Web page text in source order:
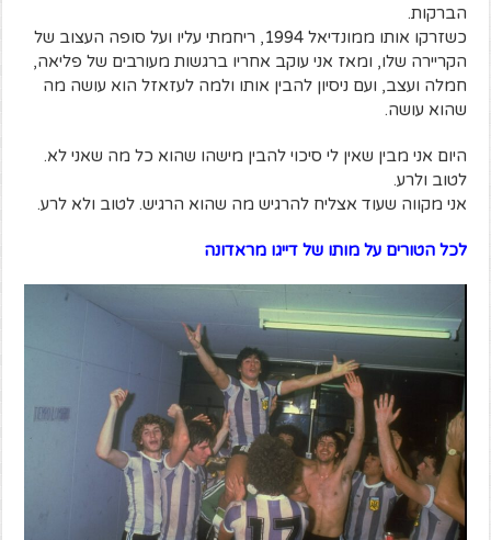
הברקות.
כשזרקו אותו ממונדיאל 1994, ריחמתי עליו ועל סופה העצוב של
הקריירה שלו, ומאז אני עוקב אחריו ברגשות מעורבים של פליאה,
חמלה ועצב, ועם ניסיון להבין אותו ולמה לעזאזל הוא עושה מה
שהוא עושה.
היום אני מבין שאין לי סיכוי להבין מישהו שהוא כל מה שאני לא.
לטוב ולרע.
אני מקווה שעוד אצליח להרגיש מה שהוא הרגיש. לטוב ולא לרע.
לכל הטורים על מותו של דייגו מראדונה